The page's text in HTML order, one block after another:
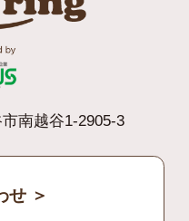
南越谷1-2905-3
せ ＞